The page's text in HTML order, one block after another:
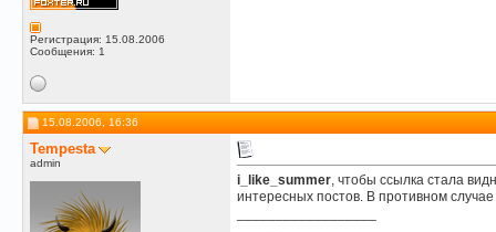
Регистрация: 15.08.2006
Сообщения: 1
15.08.2006, 16:36
Tempesta
admin
i_like_summer, чтобы ссылка стала
интересных постов. В противном